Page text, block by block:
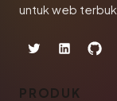
untuk web
PRODUK